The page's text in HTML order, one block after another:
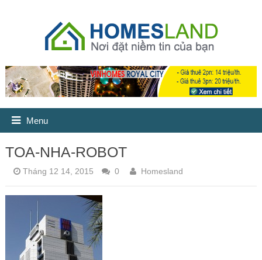
Menu
TOA-NHA-ROBOT
Tháng 12 14, 2015 0 Homesland